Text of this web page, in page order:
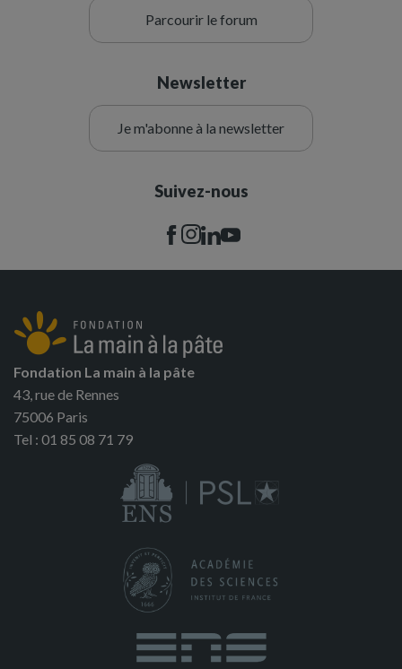
Parcourir le forum
Newsletter
Je m'abonne à la newsletter
Suivez-nous
Fondation La main à la pâte
43, rue de Rennes
75006 Paris
Tel : 01 85 08 71 79